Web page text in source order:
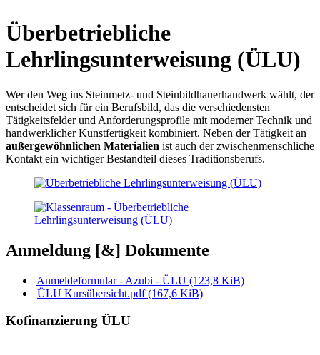
Überbetriebliche
Lehrlingsunterweisung (ÜLU)
Wer den Weg ins Steinmetz- und Steinbildhauerhandwerk wählt, der
entscheidet sich für ein Berufsbild, das die verschiedensten
Tätigkeitsfelder und Anforderungsprofile mit moderner Technik und
handwerklicher Kunstfertigkeit kombiniert. Neben der Tätigkeit an
außergewöhnlichen Materialien ist auch der zwischenmenschliche
Kontakt ein wichtiger Bestandteil dieses Traditionsberufs.
Anmeldung [&] Dokumente
Anmeldeformular - Azubi - ÜLU (123,8 KiB)
ÜLU Kursübersicht.pdf(167,6 KiB)
Kofinanzierung ÜLU